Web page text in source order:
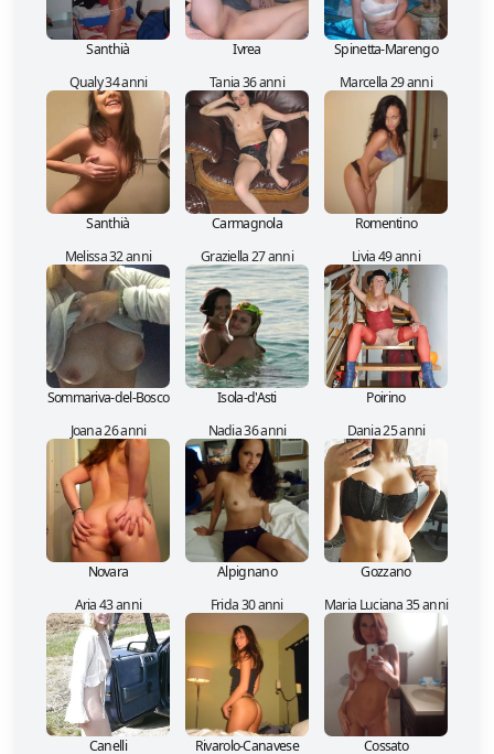
Santhià Ivrea
Spinetta-Marengo
Qualy 34 anni
Santhià
Tania 36 anni
Carmagnola
Marcella 29 anni
Romentino
Melissa 32 anni
Sommariva-del-Bosco
Graziella 27 anni
Isola-d'Asti
Livia 49 anni
Poirino
Joana 26 anni
Novara
Nadia 36 anni
Alpignano
Dania 25 anni
Gozzano
Aria 43 anni
Canelli
Frida 30 anni
Rivarolo-Canavese
Maria Luciana 35 anni
Cossato